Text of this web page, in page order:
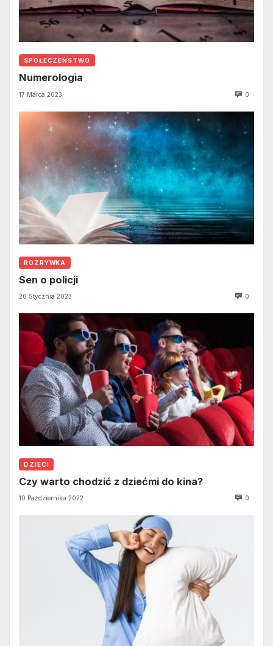
SPOŁECZEŃSTWO
Numerologia
17 Marca 2023 0
ROZRYWKA
Sen o policji
26 Stycznia 2023 0
DZIECI
Czy warto chodzić z dziećmi do kina?
10 Października 2022 0